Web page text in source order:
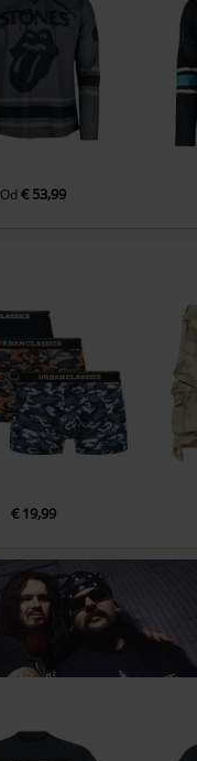
Od€ 53,99
€ 19,99